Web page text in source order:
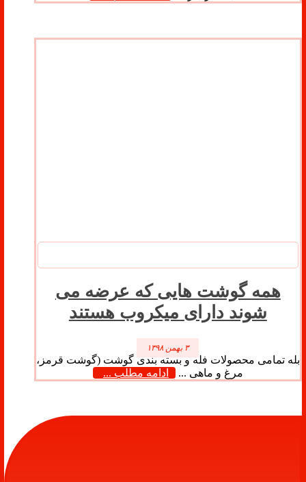
همه گوشت هایی که عرضه می
شوند دارای میکروب هستند
۳ بهمن ۱۳۹۸
بله تمامی محصولات فله و بسته بندی گوشت (گوشت قرمز،
مرغ و ماهی ...
ادامه مطلب ...